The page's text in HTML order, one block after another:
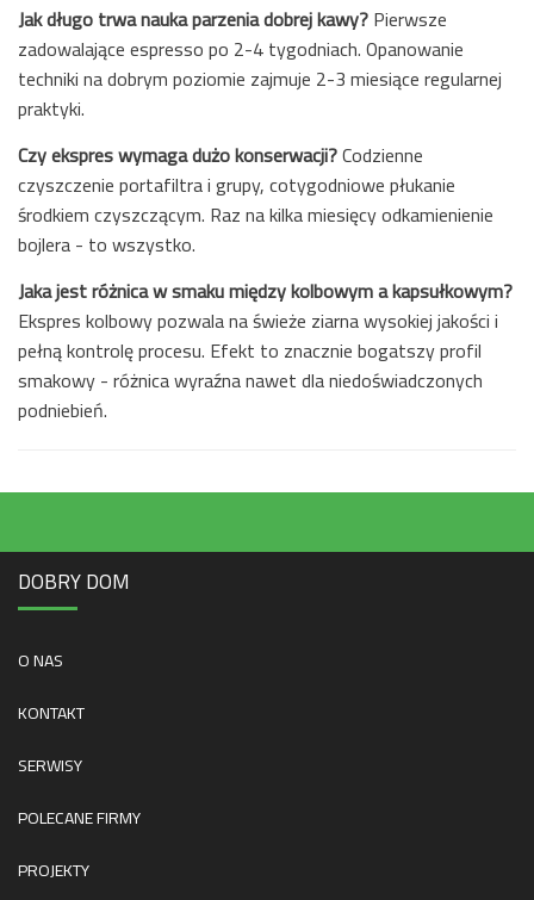
Jak długo trwa nauka parzenia dobrej kawy?Pierwsze
zadowalające espresso po 2-4 tygodniach. Opanowanie
techniki na dobrym poziomie zajmuje 2-3 miesiące regularnej
praktyki.
Czy ekspres wymaga dużo konserwacji?Codzienne
czyszczenie portafiltra i grupy, cotygodniowe płukanie
środkiem czyszczącym. Raz na kilka miesięcy odkamienienie
bojlera - to wszystko.
Jaka jest różnica w smaku między kolbowym a kapsułkowym?
Ekspres kolbowy pozwala na świeże ziarna wysokiej jakości i
pełną kontrolę procesu. Efekt to znacznie bogatszy profil
smakowy - różnica wyraźna nawet dla niedoświadczonych
podniebień.
DOBRY DOM
O NAS
KONTAKT
SERWISY
POLECANE FIRMY
PROJEKTY